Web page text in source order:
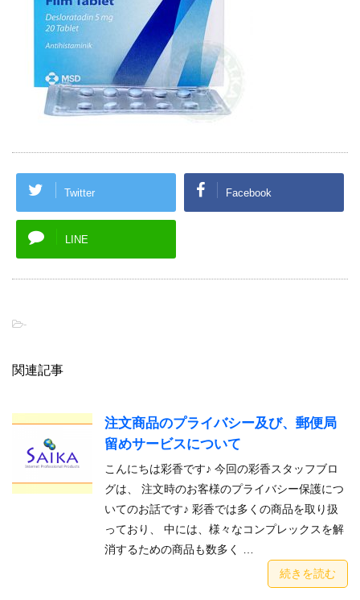
Twitter Facebook
LINE
-
関連記事
注文商品のプライバシー及び、郵便局
留めサービスについて
こんにちは彩香です♪ 今回の彩香スタッフブロ
グは、 注文時のお客様のプライバシー保護につ
いてのお話です♪ 彩香では多くの商品を取り扱
っており、 中には、様々なコンプレックスを解
消するための商品も数多く …
続きを読む